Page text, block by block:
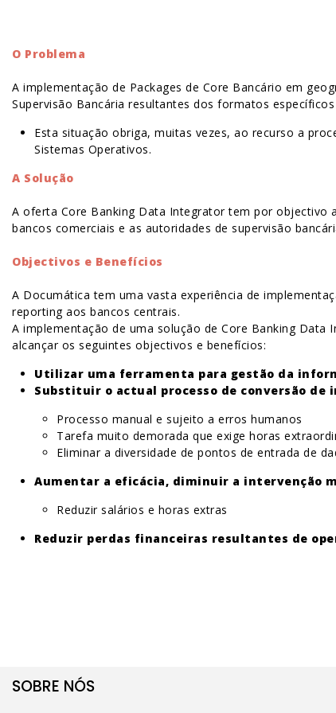
O Problema
A implementação de Packages de Core Bancário em
Supervisão Bancária resultantes dos formatos
Esta situação obriga, muitas vezes, ao recurso a
Sistemas Operativos.
A Solução
A oferta Core Banking Data Integrator tem por objectivo
bancos comerciais e as autoridades de supervisão
Objectivos e Benefícios
A Documática tem uma vasta experiência de
reporting aos bancos centrais.
A implementação de uma solução de Core Banking
alcançar os seguintes objectivos e benefícios:
Utilizar uma ferramenta para gestão da
Substituir o actual processo de conversão de
Processo manual e sujeito a erros humanos
Tarefa muito demorada que exige horas
Eliminar a diversidade de pontos de entrada de
Aumentar a eficácia, diminuir a intervenção
Reduzir salários e horas extras
Reduzir perdas financeiras resultantes de
SOBRE NÓS